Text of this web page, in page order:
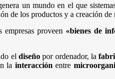
un mundo en el que
de los productos y a creación de
empresas proveen «bienes de
eldiseño por ordenador, la
la interacción entre